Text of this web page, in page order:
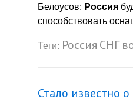
Белоусов: Россия
способствовать
Теги: Россия СНГ
Стало известно